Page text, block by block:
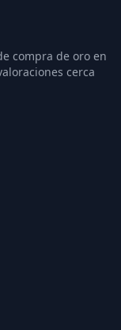
compra de oro en
cerca